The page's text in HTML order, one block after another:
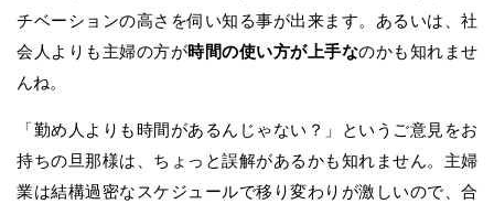
チベーションの高さを伺い知る事が出来ます。あるいは、社
会人よりも主婦の方が時間の使い方が上手なのかも知れませ
んね。
「勤め人よりも時間があるんじゃない？」というご意見をお
持ちの旦那様は、ちょっと誤解があるかも知れません。主婦
業は結構過密なスケジュールで移り変わりが激しいので、合